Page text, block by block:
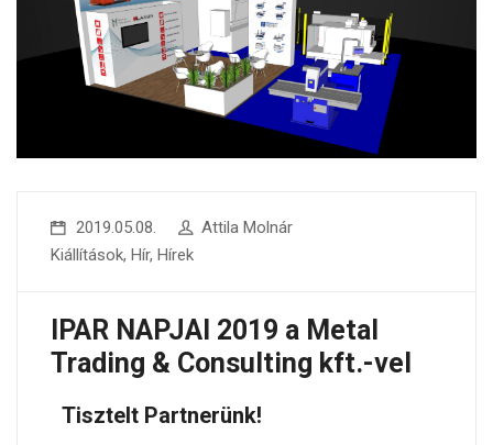
2019.05.08.
Attila Molnár
Kiállítások, Hír, Hírek
IPAR NAPJAI 2019 a Metal
Trading & Consulting kft.-vel
Tisztelt Partnerünk!